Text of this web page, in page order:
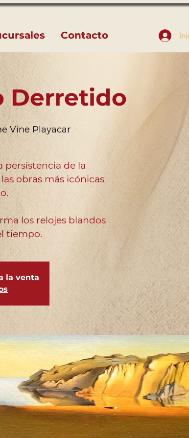
Contacto
Derretido
Vine Playacar
persistencia de la
obras más icónicas
los relojes blandos
la venta